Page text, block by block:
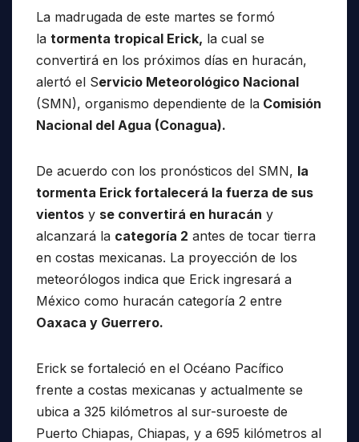
La madrugada de este martes se formó
la tormenta tropical Erick, la cual se
convertirá en los próximos días en huracán,
alertó el Servicio Meteorológico Nacional
(SMN), organismo dependiente de la Comisión
Nacional del Agua (Conagua).
De acuerdo con los pronósticos del SMN, la
tormenta Erick fortalecerá la fuerza de sus
vientos y se convertirá en huracán y
alcanzará la categoría 2 antes de tocar tierra
en costas mexicanas. La proyección de los
meteorólogos indica que Erick ingresará a
México como huracán categoría 2 entre
Oaxaca y Guerrero.
Erick se fortaleció en el Océano Pacífico
frente a costas mexicanas y actualmente se
ubica a 325 kilómetros al sur-suroeste de
Puerto Chiapas, Chiapas, y a 695 kilómetros al